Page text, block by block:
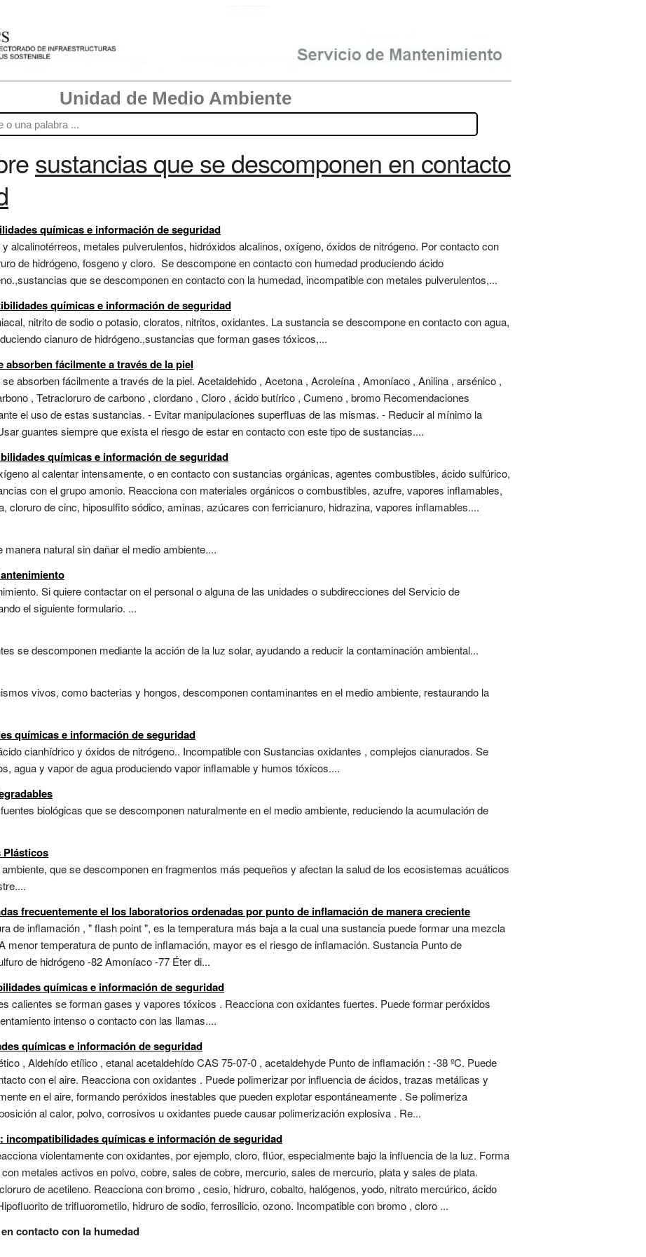
Unidad de Medio Ambiente
sustancias que se descomponen en contacto
químicas e información de seguridad
alcalinotérreos, metales pulverulentos, hidróxidos alcalinos, oxígeno, óxidos de nitrógeno. Por contacto con
de hidrógeno, fosgeno y cloro. Se descompone en contacto con humedad produciendo ácido
que se descomponen en contacto con la humedad, incompatible con metales pulverulentos,...
químicas e información de seguridad
nitrito de sodio o potasio, cloratos, nitritos, oxidantes. La sustancia se descompone en contacto con agua,
cianuro de hidrógeno.,sustancias que forman gases tóxicos,...
absorben fácilmente a través de la piel
absorben fácilmente a través de la piel. Acetaldehido , Acetona , Acroleína , Amoníaco , Anilina , arsénico ,
, Tetracloruro de carbono , clordano , Cloro , ácido butírico , Cumeno , bromo Recomendaciones
el uso de estas sustancias. - Evitar manipulaciones superfluas de las mismas. - Reducir al mínimo la
guantes siempre que exista el riesgo de estar en contacto con este tipo de sustancias....
químicas e información de seguridad
al calentar intensamente, o en contacto con sustancias orgánicas, agentes combustibles, ácido sulfúrico,
con el grupo amonio. Reacciona con materiales orgánicos o combustibles, azufre, vapores inflamables,
cloruro de cinc, hiposulfito sódico, aminas, azúcares con ferricianuro, hidrazina, vapores inflamables....
natural sin dañar el medio ambiente....
Si quiere contactar on el personal o alguna de las unidades o subdirecciones del Servicio de
el siguiente formulario. ...
se descomponen mediante la acción de la luz solar, ayudando a reducir la contaminación ambiental...
vivos, como bacterias y hongos, descomponen contaminantes en el medio ambiente, restaurando la
químicas e información de seguridad
cianhídrico y óxidos de nitrógeno.. Incompatible con Sustancias oxidantes , complejos cianurados. Se
agua y vapor de agua produciendo vapor inflamable y humos tóxicos....
biológicas que se descomponen naturalmente en el medio ambiente, reduciendo la acumulación de
Plásticos
que se descomponen en fragmentos más pequeños y afectan la salud de los ecosistemas acuáticos
frecuentemente el los laboratorios ordenadas por punto de inflamación de manera creciente
de inflamación , " flash point ", es la temperatura más baja a la cual una sustancia puede formar una mezcla
menor temperatura de punto de inflamación, mayor es el riesgo de inflamación. Sustancia Punto de
de hidrógeno -82 Amoníaco -77 Éter di...
químicas e información de seguridad
calientes se forman gases y vapores tóxicos . Reacciona con oxidantes fuertes. Puede formar peróxidos
intenso o contacto con las llamas....
químicas e información de seguridad
, Aldehído etílico , etanal acetaldehído CAS 75-07-0 , acetaldehyde Punto de inflamación : -38 ºC. Puede
con el aire. Reacciona con oxidantes . Puede polimerizar por influencia de ácidos, trazas metálicas y
en el aire, formando peróxidos inestables que pueden explotar espontáneamente . Se polimeriza
al calor, polvo, corrosivos u oxidantes puede causar polimerización explosiva . Re...
químicas e información de seguridad
violentamente con oxidantes, por ejemplo, cloro, flúor, especialmente bajo la influencia de la luz. Forma
metales activos en polvo, cobre, sales de cobre, mercurio, sales de mercurio, plata y sales de plata.
de acetileno. Reacciona con bromo , cesio, hidruro, cobalto, halógenos, yodo, nitrato mercúrico, ácido
de trifluorometilo, hidruro de sodio, ferrosilicio, ozono. Incompatible con bromo , cloro ...
contacto con la humedad